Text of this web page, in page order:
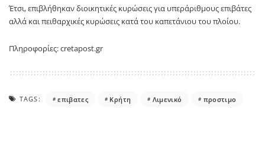
Έτσι, επιβλήθηκαν διοικητικές κυρώσεις για υπεράριθμους επιβάτες
αλλά και πειθαρχικές κυρώσεις κατά του καπετάνιου του πλοίου.
Πληροφορίες: cretapost.gr
TAGS: επιβατες Κρήτη Λιμενικό προστιμο